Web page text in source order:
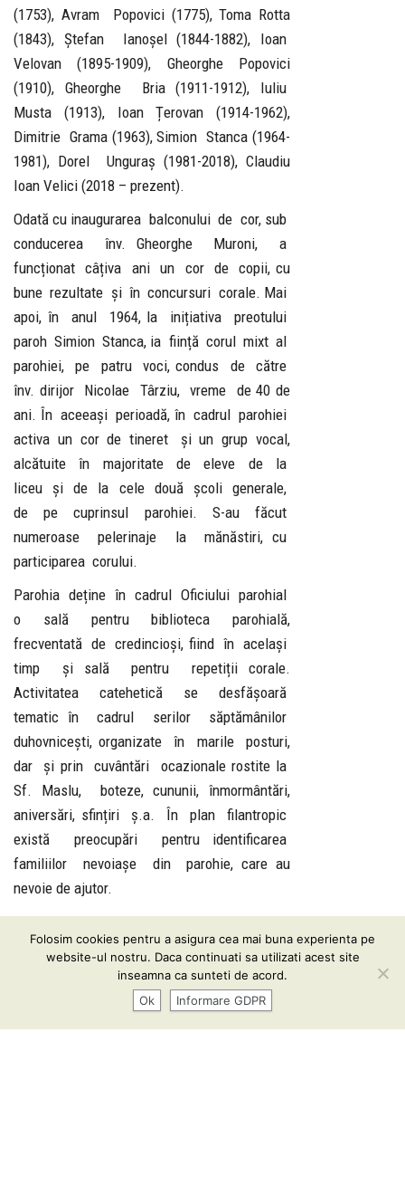
(1753), Avram Popovici (1775), Toma Rotta
(1843), Ștefan Ianoșel (1844-1882), Ioan
Velovan (1895-1909), Gheorghe Popovici
(1910), Gheorghe Bria (1911-1912), Iuliu
Musta (1913), Ioan Țerovan (1914-1962),
Dimitrie Grama (1963), Simion Stanca (1964-
1981), Dorel Unguraș (1981-2018), Claudiu
Ioan Velici (2018 – prezent).
Odată cu inaugurarea balconului de cor, sub
conducerea înv. Gheorghe Muroni, a
funcționat câțiva ani un cor de copii, cu
bune rezultate și în concursuri corale. Mai
apoi, în anul 1964, la inițiativa preotului
paroh Simion Stanca, ia ființă corul mixt al
parohiei, pe patru voci, condus de către
înv. dirijor Nicolae Târziu, vreme de 40 de
ani. În aceeași perioadă, în cadrul parohiei
activa un cor de tineret și un grup vocal,
alcătuite în majoritate de eleve de la
liceu și de la cele două școli generale,
de pe cuprinsul parohiei. S-au făcut
numeroase pelerinaje la mănăstiri, cu
participarea corului.
Parohia deține în cadrul Oficiului parohial
o sală pentru biblioteca parohială,
frecventată de credincioși, fiind în același
timp și sală pentru repetiții corale.
Activitatea catehetică se desfășoară
tematic în cadrul serilor săptămânilor
duhovnicești, organizate în marile posturi,
dar și prin cuvântări ocazionale rostite la
Sf. Maslu, boteze, cununii, înmormântări,
aniversări, sfințiri ș.a. În plan filantropic
există preocupări pentru identificarea
familiilor nevoiașe din parohie, care au
nevoie de ajutor.
Informare GDPR| Conținutul acestui website vă este pus
la dispoziţie sub termeniiCC BY-SA 3.0
Folosim cookies pentru a asigura cea mai buna experienta pe
website-ul nostru. Daca continuati sa utilizati acest site
inseamna ca sunteti de acord.
Ok
Informare GDPR